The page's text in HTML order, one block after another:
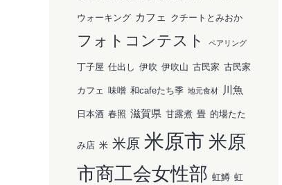
ウォーキング カフェ クチートとみおか
フォトコンテスト ペアリング
丁子屋 仕出し 伊吹 伊吹山 古民家 古民家
カフェ 味噌 和cafeたち季 地元食材 川魚
日本酒 春照 滋賀県 甘露煮 畳 的場たた
み店 米 米原 米原市 米原
市商工会女性部 虹鱒 虹